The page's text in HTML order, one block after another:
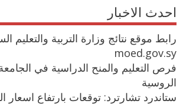
احدث الاخبار
رابط موقع نتائج وزارة التربية والتعليم
moed.gov.sy
فرص التعليم والمنح الدراسية في
الروسية